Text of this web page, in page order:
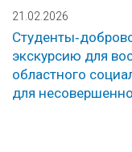
21.02.2026
экскурсию для
областного
для